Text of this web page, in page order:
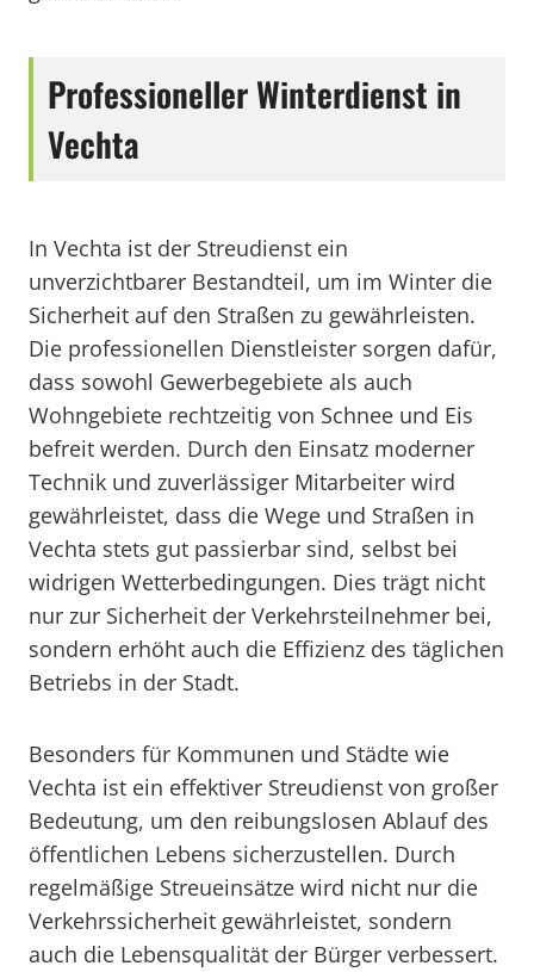
Professioneller Winterdienst in
Vechta
In Vechta ist der Streudienst ein
unverzichtbarer Bestandteil, um im Winter die
Sicherheit auf den Straßen zu gewährleisten.
Die professionellen Dienstleister sorgen dafür,
dass sowohl Gewerbegebiete als auch
Wohngebiete rechtzeitig von Schnee und Eis
befreit werden. Durch den Einsatz moderner
Technik und zuverlässiger Mitarbeiter wird
gewährleistet, dass die Wege und Straßen in
Vechta stets gut passierbar sind, selbst bei
widrigen Wetterbedingungen. Dies trägt nicht
nur zur Sicherheit der Verkehrsteilnehmer bei,
sondern erhöht auch die Effizienz des täglichen
Betriebs in der Stadt.
Besonders für Kommunen und Städte wie
Vechta ist ein effektiver Streudienst von großer
Bedeutung, um den reibungslosen Ablauf des
öffentlichen Lebens sicherzustellen. Durch
regelmäßige Streueinsätze wird nicht nur die
Verkehrssicherheit gewährleistet, sondern
auch die Lebensqualität der Bürger verbessert.